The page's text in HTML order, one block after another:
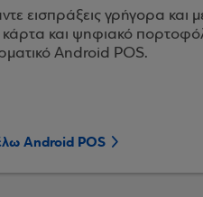
εισπράξεις γρήγορα και
κάρτα και ψηφιακό
Android POS.
Android POS